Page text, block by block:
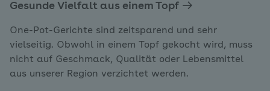
Gesunde Vielfalt aus einem Topf
One-Pot-Gerichte sind zeitsparend und sehr
vielseitig. Obwohl in einem Topf gekocht wird, muss
nicht auf Geschmack, Qualität oder Lebensmittel
aus unserer Region verzichtet werden.